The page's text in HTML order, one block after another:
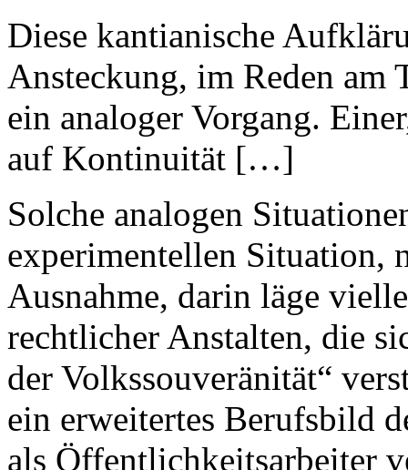
Diese kantianische
Ansteckung, im Reden am
ein analoger Vorgang.
auf Kontinuität […]
Solche analogen
experimentellen Situation,
Ausnahme, darin läge
rechtlicher Anstalten, die
der Volkssouveränität“
ein erweitertes Berufsbild
als Öffentlichkeitsarbeiter